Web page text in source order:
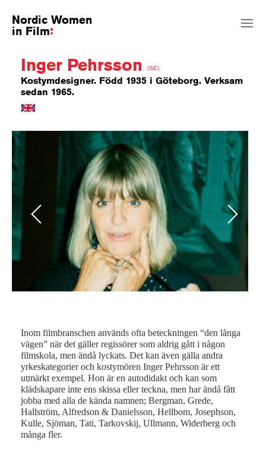
Nordic Women
in Film
Inger Pehrsson (SE)
Kostymdesigner. Född 1935 i Göteborg. Verksam
sedan 1965.
Previous Next
Inom filmbranschen används ofta beteckningen “den långa
vägen” när det gäller regissörer som aldrig gått i någon
filmskola, men ändå lyckats. Det kan även gälla andra
yrkeskategorier och kostymören Inger Pehrsson är ett
utmärkt exempel. Hon är en autodidakt och kan som
klädskapare inte ens skissa eller teckna, men har ändå fått
jobba med alla de kända namnen; Bergman, Grede,
Hallström, Alfredson & Danielsson, Hellbom, Josephson,
Kulle, Sjöman, Tati, Tarkovskij, Ullmann, Widerberg och
många fler.